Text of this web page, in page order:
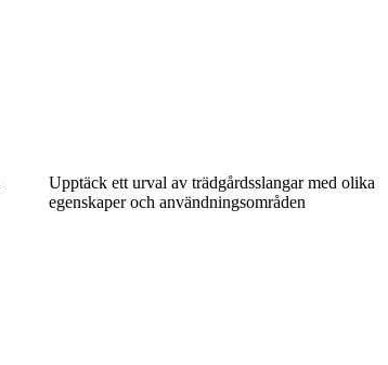
Upptäck ett urval av trädgårdsslangar med olika
egenskaper och användningsområden